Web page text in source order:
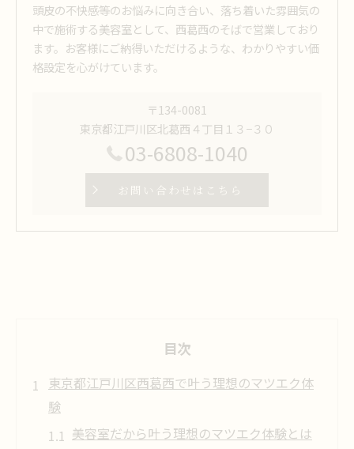
頭皮の不快感等のお悩みに向き合い、落ち着いた雰囲気の
中で施術する美容室として、西葛西のそばで営業しており
ます。お客様にご納得いただけるような、わかりやすい価
格設定を心がけています。
〒134-0081
東京都江戸川区北葛西４丁目１３−３０
03-6808-1040
お問い合わせはこちら
目次
東京都江戸川区西葛西で叶う理想のマツエク体
験
美容室だから叶う理想のマツエク体験とは